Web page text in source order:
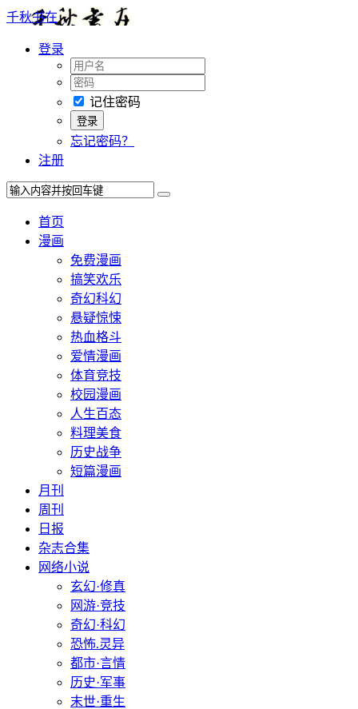
千秋书在
登录
记住密码
忘记密码？
注册
首页
漫画
免费漫画
搞笑欢乐
奇幻科幻
悬疑惊悚
热血格斗
爱情漫画
体育竞技
校园漫画
人生百态
料理美食
历史战争
短篇漫画
月刊
周刊
日报
杂志合集
网络小说
玄幻·修真
网游·竞技
奇幻·科幻
恐怖.灵异
都市·言情
历史·军事
末世·重生